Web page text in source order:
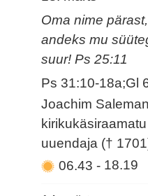
Oma nime
andeks mu
suur! Ps 25:11
Ps 31:10-18a;Gl
Joachim
uuendaja (†
06.43- 18.19